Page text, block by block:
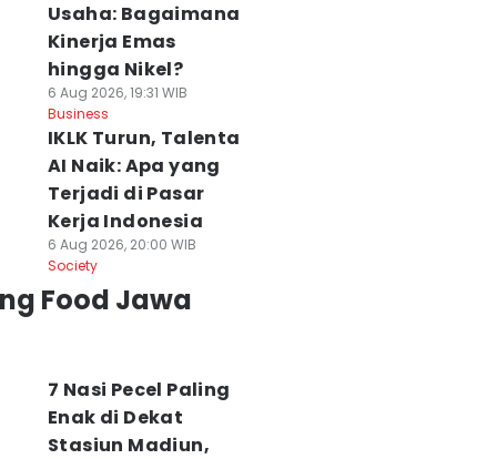
Usaha: Bagaimana
Kinerja Emas
hingga Nikel?
6 Aug 2026, 19:31 WIB
Business
IKLK Turun, Talenta
AI Naik: Apa yang
Terjadi di Pasar
Kerja Indonesia
6 Aug 2026, 20:00 WIB
Society
Food Jawa
7 Nasi Pecel Paling
Enak di Dekat
Stasiun Madiun,